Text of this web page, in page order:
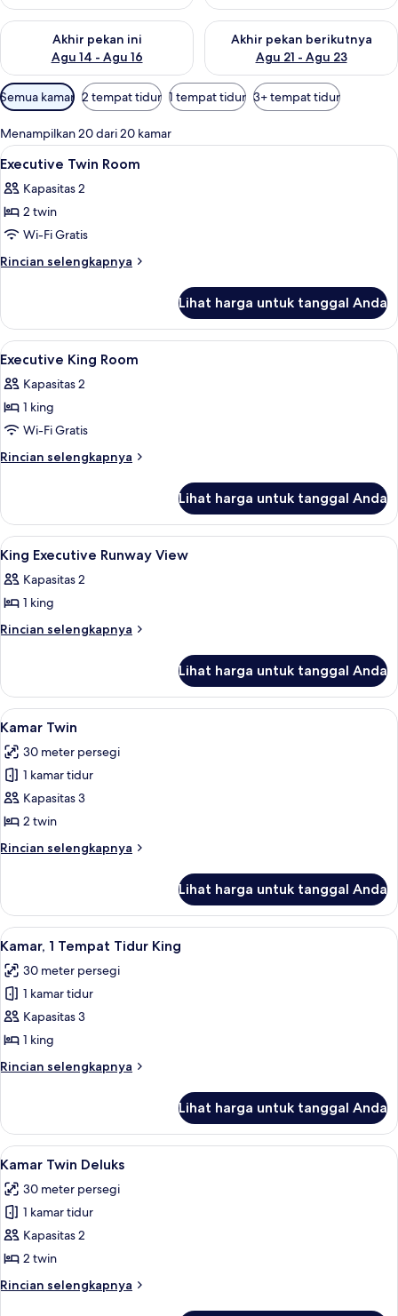
Akhir pekan ini
Agu 14 - Agu 16
Periksa ketersediaan untuk akhir pekan ini Agu 14 - Agu 16
Akhir pekan berikutnya
Agu 21 - Agu 23
Periksa ketersediaan untuk
Filter
tersedia
untuk
kamar
Semua kamar 2 tempat tidur 1 tempat tidur 3+ tempat tidur
Menampilkan 20 dari 20 kamar
Lihat
semua
foto
untuk
Executive
Twin
Seprai premium, selimut bulu angsa,
5
Executive Twin Room
Kapasitas 2
2 twin
Wi-Fi Gratis
Rincian selengkapnya
Rincian
Executive
Twin
Room
Lihat harga untuk tanggal Anda
Lihat
semua
foto
untuk
Executive
King
Seprai premium, selimut bulu angsa,
4
Executive King Room
Kapasitas 2
1 king
Wi-Fi Gratis
Rincian selengkapnya
Rincian
Executive
King
Room
Lihat harga untuk tanggal Anda
Lihat
semua
foto
untuk
King
View
Seprai premium, selimut bulu angsa,
5
King Executive Runway View
Kapasitas 2
1 king
Rincian selengkapnya
Rincian
King
Executive
Runway
Lihat harga untuk tanggal Anda
Lihat
semua
foto
untuk
Kamar
Twin
Seprai premium, selimut bulu angsa,
5
Kamar Twin
30 meter persegi
1 kamar tidur
Kapasitas 3
2 twin
Rincian selengkapnya
Rincian
Kamar
Twin
Lihat harga untuk tanggal Anda
Lihat
semua
foto
untuk
Kamar,
1
Tempat
Tidur
Seprai premium, selimut bulu angsa,
8
Kamar, 1 Tempat Tidur King
30 meter persegi
1 kamar tidur
Kapasitas 3
1 king
Rincian selengkapnya
Rincian
Kamar,
Tempat
King
Lihat harga untuk tanggal Anda
Lihat
semua
foto
untuk
Kamar
Twin
Deluks
Seprai premium, selimut bulu angsa,
5
Kamar Twin Deluks
30 meter persegi
1 kamar tidur
Kapasitas 2
2 twin
Rincian selengkapnya
Rincian